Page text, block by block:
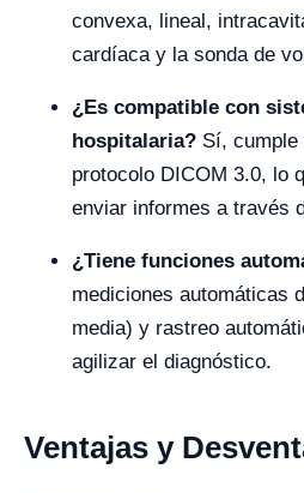
convexa, lineal,
cardíaca y la sonda de
¿Es compatible con
hospitalaria? Sí, cumple
protocolo DICOM 3.0, lo
enviar informes a través
¿Tiene funciones
mediciones automáticas
media) y rastreo
agilizar el diagnóstico.
Ventajas y